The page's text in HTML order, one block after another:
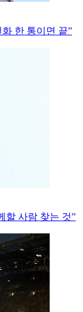
한 통이면 끝”
할 사람 찾는 것”